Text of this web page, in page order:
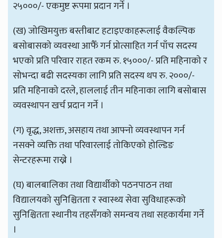
२५०००/- एकमुष्ट रूपमा प्रदान गर्ने ।
(ख) जोखिमयुक्त बस्तीबाट हटाइएकाहरूलाई वैकल्पिक
बसोबासको व्यवस्था आफैँ गर्न प्रोत्साहित गर्न पाँच सदस्य
भएको प्रति परिवार राहत रकम रु. १५०००/- प्रति महिनाको र
सोभन्दा बढी सदस्यका लागि प्रति सदस्य थप रु. २०००/-
प्रति महिनाको दरले, हाललाई तीन महिनाका लागि बसोबास
व्यवस्थापन खर्च प्रदान गर्ने ।
(ग) वृद्ध, अशक्त, असहाय तथा आफ्नो व्यवस्थापन गर्न
नसक्ने व्यक्ति तथा परिवारलाई तोकिएको होल्डिङ
सेन्टरहरूमा राख्ने ।
(घ) बालबालिका तथा विद्यार्थीको पठनपाठन तथा
विद्यालयको सुनिश्चितता र स्वास्थ्य सेवा सुविधाहरूको
सुनिश्चितता स्थानीय तहसँगको समन्वय तथा सहकार्यमा गर्ने
।